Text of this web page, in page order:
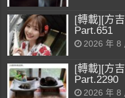
[轉載][方
Part.651
2026 年 8
[轉載][方
Part.2290
2026 年 8